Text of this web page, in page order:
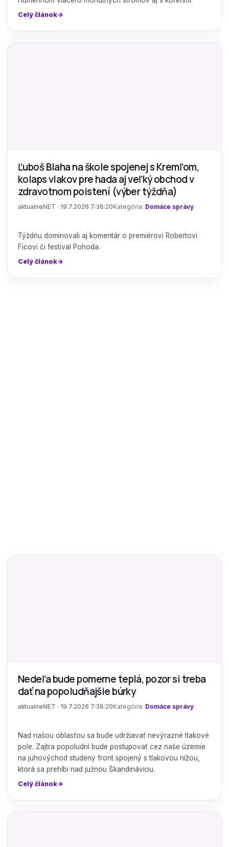
Celý článok
Ľuboš Blaha na škole spojenej s Kremľom,
kolaps vlakov pre hada aj veľký obchod v
zdravotnom poistení (výber týždňa)
aktualneNET · 19.7.2026 7:38:20 Kategória: Domáce správy
Týždňu dominovali aj komentár o premiérovi Robertovi
Ficovi či festival Pohoda.
Celý článok
Nedeľa bude pomerne teplá, pozor si treba
dať na popoludňajšie búrky
aktualneNET · 19.7.2026 7:38:20 Kategória: Domáce správy
Nad našou oblasťou sa bude udržiavať nevýrazné tlakové
pole. Zajtra popoludní bude postupovať cez naše územie
na juhovýchod studený front spojený s tlakovou nížou,
ktorá sa prehĺbi nad južnou Škandináviou.
Celý článok